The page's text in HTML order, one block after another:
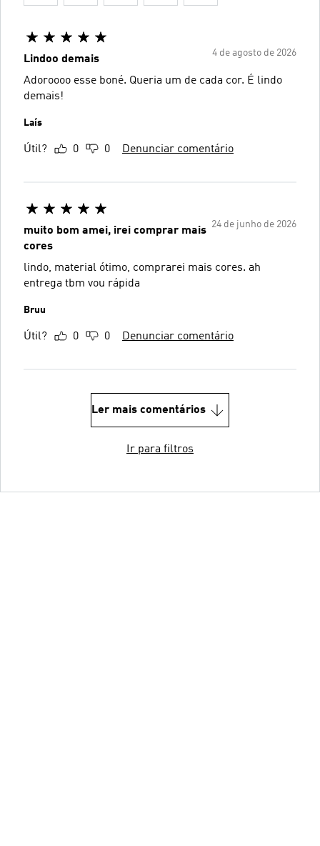
4 de agosto de 2026
Lindoo demais
Adoroooo esse boné. Queria um de cada cor. É lindo
demais!
Laís
Útil? 0 0 Denunciar comentário
24 de junho de 2026
muito bom amei, irei comprar mais
cores
lindo, material ótimo, comprarei mais cores. ah
entrega tbm vou rápida
Bruu
Útil? 0 0 Denunciar comentário
Ler mais comentários
Ir para filtros